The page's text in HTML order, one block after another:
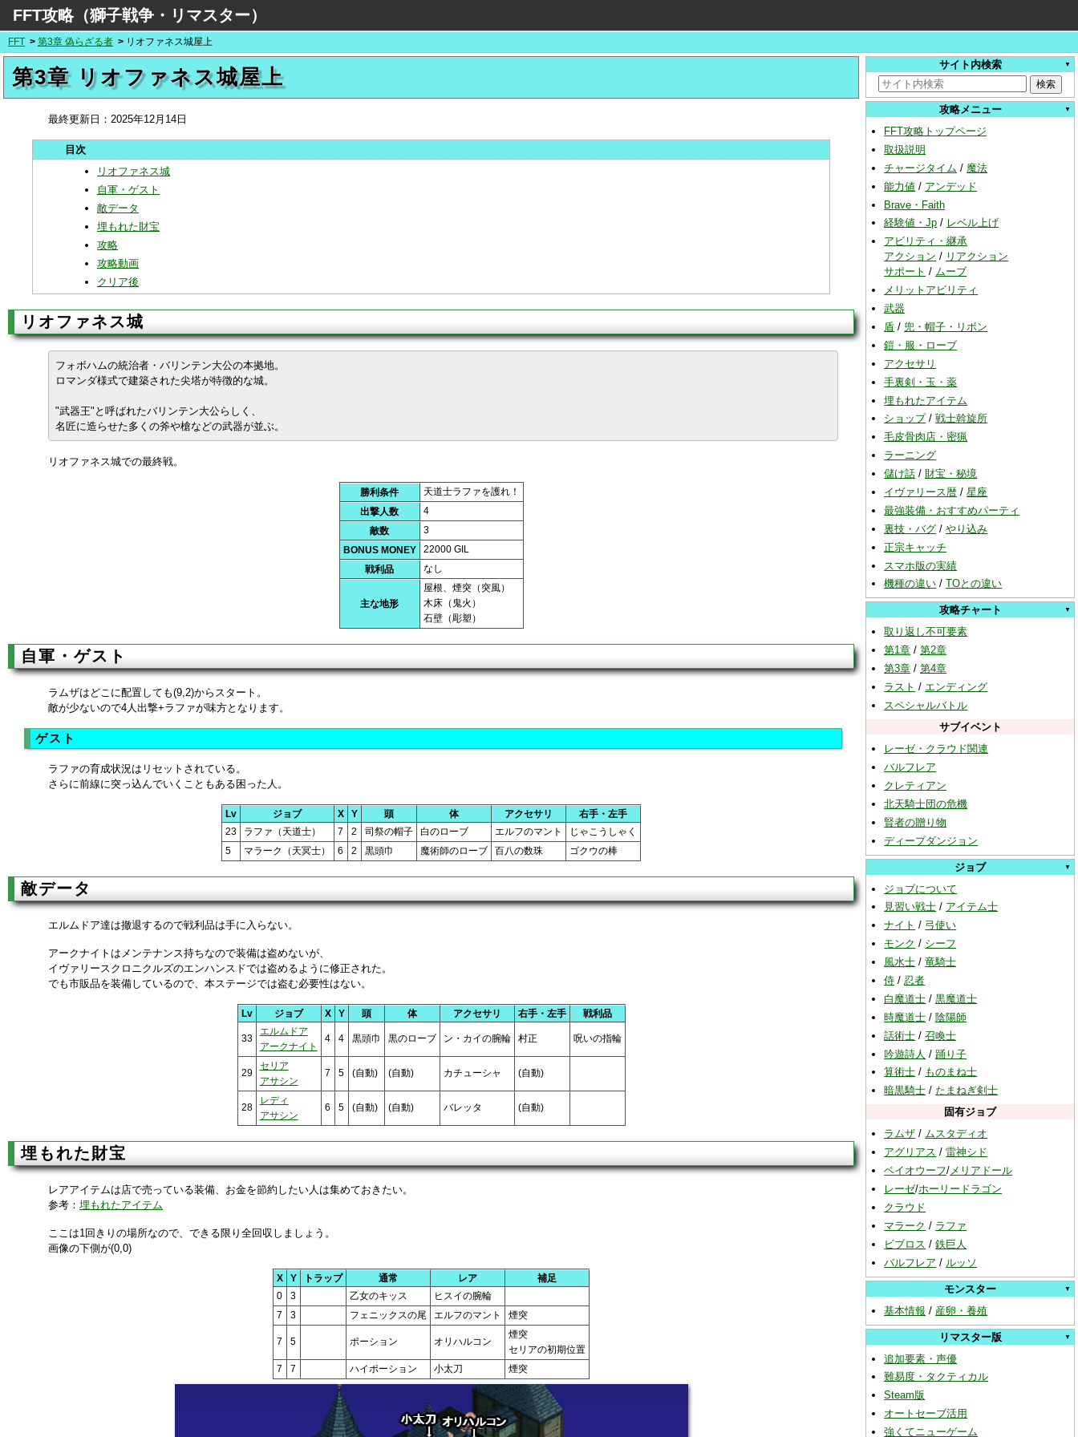
FFT攻略（獅子戦争・リマスター）
FFT 第3章 偽らざる者 リオファネス城屋上
第3章 リオファネス城屋上
最終更新日： 2025年12月14日
リオファネス城
自軍・ゲスト
敵データ
埋もれた財宝
攻略
攻略動画
クリア後
リオファネス城
フォボハムの統治者・バリンテン大公の本拠地。
ロマンダ様式で建築された尖塔が特徴的な城。
"武器王"と呼ばれたバリンテン大公らしく、
名匠に造らせた多くの斧や槍などの武器が並ぶ。
リオファネス城での最終戦。
勝利条件
天道士ラファを護れ！
出撃人数
4
敵数
3
BONUS MONEY
22000 GIL
戦利品
なし
主な地形
屋根、煙突（突風）
木床（鬼火）
石壁（彫塑）
自軍・ゲスト
ラムザはどこに配置しても(9,2)からスタート。
敵が少ないので4人出撃+ラファが味方となります。
ゲスト
ラファの育成状況はリセットされている。
さらに前線に突っ込んでいくこともある困った人。
Lv ジョブ X Y 頭 体 アクセサリ
右手・左手
23
ラファ（天道士） 7 2 司祭の帽子 白のローブ エルフのマント
じゃこうしゃく
5
マラーク（天冥士） 6 2 黒頭巾 魔術師のローブ 百八の数珠 ゴクウの棒
敵データ
エルムドア達は撤退するので戦利品は手に入らない。
アークナイトはメンテナンス持ちなので装備は盗めないが、
イヴァリースクロニクルズのエンハンスドでは盗めるように修正された。
でも市販品を装備しているので、本ステージでは盗む必要性はない。
Lv ジョブ X Y 頭 体 アクセサリ 右手・左手 戦利品
33
エルムドア
アークナイト
4 4 黒頭巾 黒のローブ ン・カイの腕輪 村正 呪いの指輪
29
セリア
アサシン
7 5 (自動) (自動) カチューシャ (自動)
28
レディ
アサシン
6 5 (自動) (自動) バレッタ (自動)
埋もれた財宝
レアアイテムは店で売っている装備、お金を節約したい人は集めておきたい。
参考： 埋もれたアイテム
ここは1回きりの場所なので、できる限り全回収しましょう。
画像の下側が(0,0)
X Y トラップ 通常 レア
補足
0
3 乙女のキッス
ヒスイの腕輪
7
3 フェニックスの尾 エルフのマント 煙突
7 5 ポーション オリハルコン
煙突
セリアの初期位置
7
7 ハイポーション 小太刀 煙突
サイト内検索
攻略メニュー
FFT攻略トップページ
取扱説明
チャージタイム / 魔法
能力値 / アンデッド
Brave・Faith
経験値・Jp / レベル上げ
アビリティ・継承
アクション / リアクション
サポート /ムーブ
メリットアビリティ
武器
盾 / 兜・帽子・リボン
鎧・服・ローブ
アクセサリ
手裏剣・玉・薬
埋もれたアイテム
ショップ/戦士斡旋所
毛皮骨肉店・密猟
ラーニング
儲け話 / 財宝・秘境
イヴァリース暦 /星座
最強装備・おすすめパーティ
裏技・バグ /やり込み
正宗キャッチ
スマホ版の実績
機種の違い /TOとの違い
攻略チャート
取り返し不可要素
第1章 /第2章
第3章 /第4章
ラスト / エンディング
スペシャルバトル
サブイベント
レーゼ・クラウド関連
バルフレア
クレティアン
北天騎士団の危機
賢者の贈り物
ディープダンジョン
ジョブ
ジョブについて
見習い戦士 / アイテム士
ナイト / 弓使い
モンク / シーフ
風水士 /竜騎士
侍 / 忍者
白魔道士 /黒魔道士
時魔道士 /陰陽師
話術士 /召喚士
吟遊詩人 /踊り子
算術士 / ものまね士
暗黒騎士 / たまねぎ剣士
固有ジョブ
ラムザ /ムスタディオ
アグリアス /雷神シド
ベイオウーフ/メリアドール
レーゼ/ホーリードラゴン
クラウド
マラーク / ラファ
ビブロス /鉄巨人
バルフレア / ルッソ
モンスター
基本情報 / 産卵・養殖
リマスター版
追加要素・声優
難易度・タクティカル
Steam版
オートセーブ活用
強くてニューゲーム